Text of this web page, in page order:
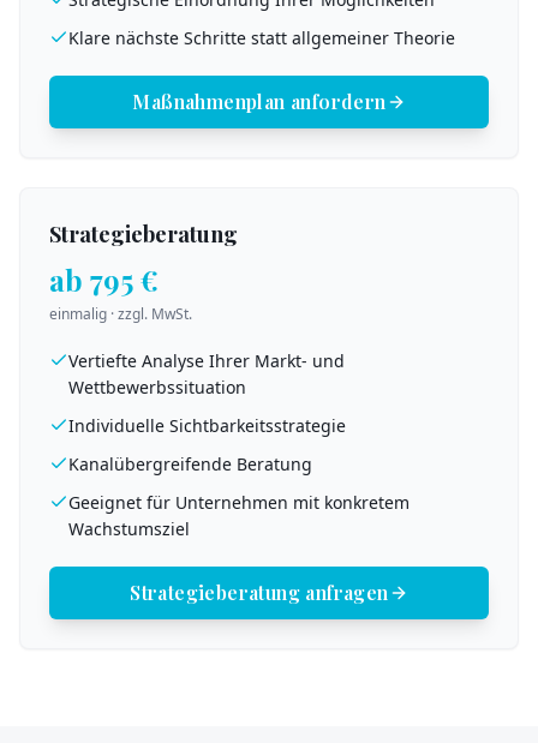
Klare nächste Schritte statt allgemeiner Theorie
Maßnahmenplan anfordern
Strategieberatung
ab 795 €
einmalig · zzgl. MwSt.
Vertiefte Analyse Ihrer Markt- und
Wettbewerbssituation
Individuelle Sichtbarkeitsstrategie
Kanalübergreifende Beratung
Geeignet für Unternehmen mit konkretem
Wachstumsziel
Strategieberatung anfragen